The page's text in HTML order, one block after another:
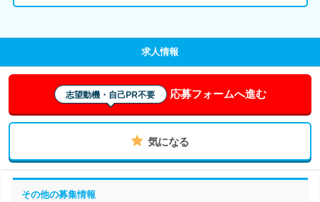
求人情報
志望動機・自己PR不要 応募フォームへ進む
気になる
その他の募集情報